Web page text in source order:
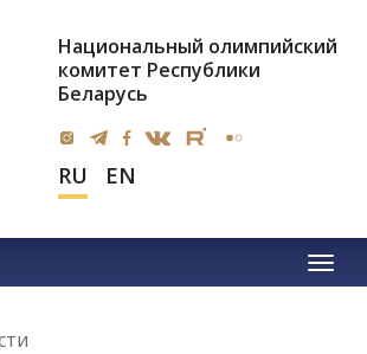
Национальный олимпийский
комитет Республики
Беларусь
RU EN